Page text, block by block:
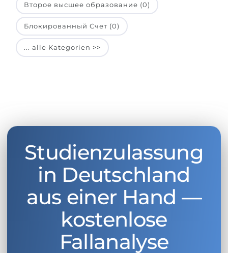
Второе высшее образование (0)
Блокированный Счет (0)
... alle Kategorien >>
Studienzulassung
in Deutschland
aus einer Hand —
kostenlose
Fallanalyse